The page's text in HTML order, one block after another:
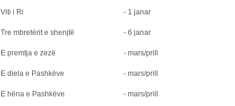
Viti i Ri - 1 janar
Tre mbretërit e shenjtë - 6 janar
E premtja e zezë - mars/prill
E diela e Pashkëve - mars/prill
E hëna e Pashkëve - mars/prill